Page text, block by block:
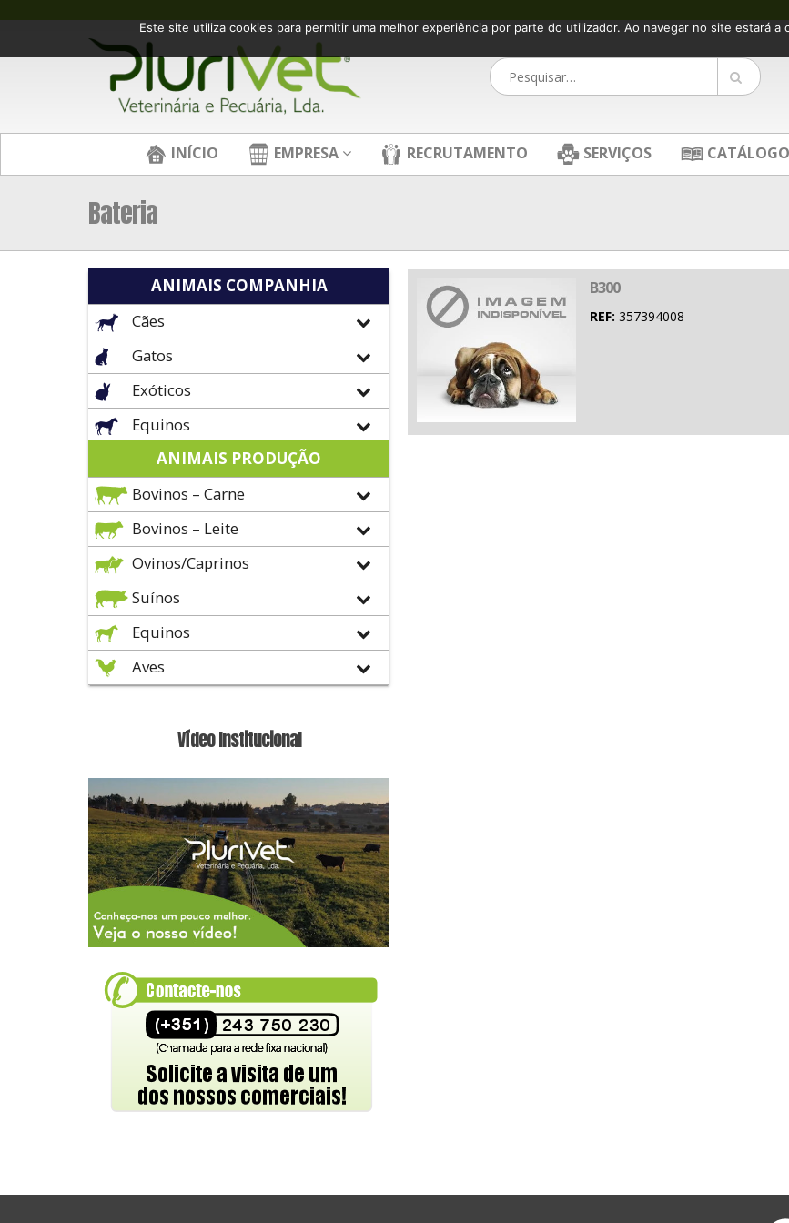
INÍCIO EMPRESA RECRUTAMENTO SERVIÇOS
Bateria
B300
REF: 357394008
ANIMAIS COMPANHIA
Cães
Gatos
Exóticos
Equinos
ANIMAIS PRODUÇÃO
Bovinos – Carne
Bovinos – Leite
Ovinos/Caprinos
Suínos
Equinos
Aves
Vídeo Institucional
Este site utiliza cookies para permitir uma melhor experiência por parte do utilizador. Ao navegar no site estará a